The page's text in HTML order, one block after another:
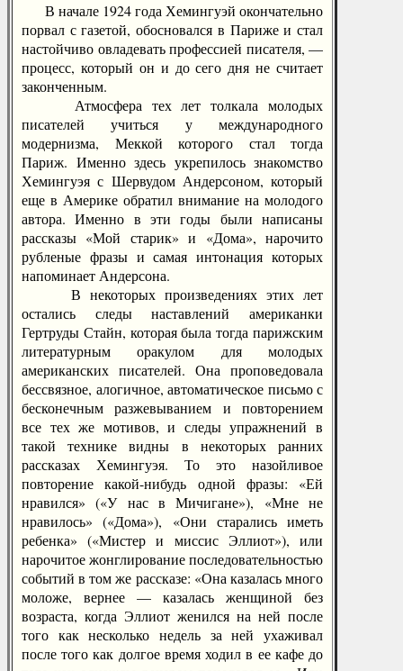
В начале 1924 года Хемингуэй окончательно
порвал с газетой, обосновался в Париже и стал
настойчиво овладевать профессией писателя, —
процесс, который он и до сего дня не считает
законченным.
Атмосфера тех лет толкала молодых
писателей учиться у международного
модернизма, Меккой которого стал тогда
Париж. Именно здесь укрепилось знакомство
Хемингуэя с Шервудом Андерсоном, который
еще в Америке обратил внимание на молодого
автора. Именно в эти годы были написаны
рассказы «Мой старик» и «Дома», нарочито
рубленые фразы и самая интонация которых
напоминает Андерсона.
В некоторых произведениях этих лет
остались следы наставлений американки
Гертруды Стайн, которая была тогда парижским
литературным оракулом для молодых
американских писателей. Она проповедовала
бессвязное, алогичное, автоматическое письмо с
бесконечным разжевыванием и повторением
все тех же мотивов, и следы упражнений в
такой технике видны в некоторых ранних
рассказах Хемингуэя. То это назойливое
повторение какой-нибудь одной фразы: «Ей
нравился» («У нас в Мичигане»), «Мне не
нравилось» («Дома»), «Они старались иметь
ребенка» («Мистер и миссис Эллиот»), или
нарочитое жонглирование последовательностью
событий в том же рассказе: «Она казалась много
моложе, вернее — казалась женщиной без
возраста, когда Эллиот женился на ней после
того как несколько недель за ней ухаживал
после того как долгое время ходил в ее кафе до